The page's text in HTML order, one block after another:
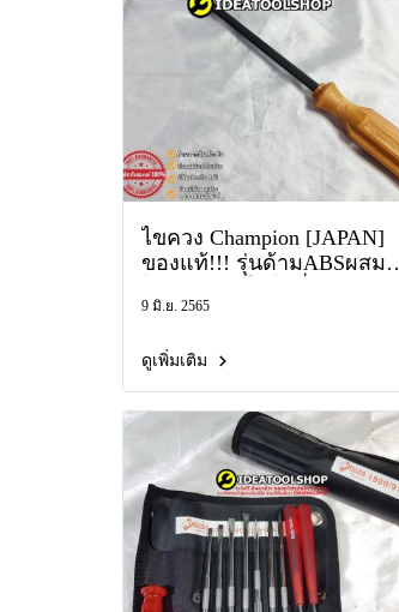
ไขควง Champion [JAPAN]
ของแท้!!! รุ่นด้ามABSผสม
ตอกได้ แช้มเปี้ยน ปากแบน สี่
9 มิ.ย. 2565
ดูเพิ่มเติม